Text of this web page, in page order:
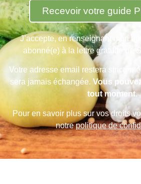
J’accepte, en renseignant mon
abonné(e) à la lettre gratuite de
Votre adresse email restera
sera jamais échangée. Vous
tout moment.
Pour en savoir plus sur vos droits
notrepolitique de